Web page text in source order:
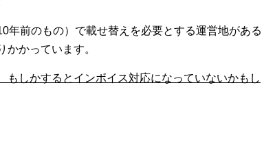
年前のもの）で載せ替えを必要とする運営地がある
かっています。
もしかするとインボイス対応になっていないかもし